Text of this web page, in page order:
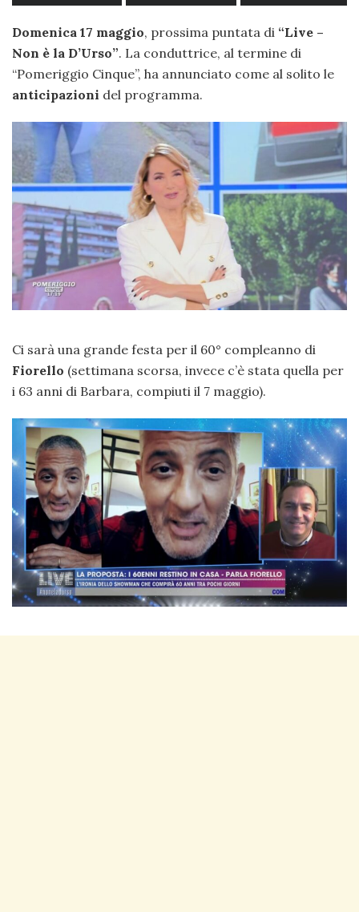
Domenica 17 maggio, prossima puntata di “Live –
Non è la D’Urso”. La conduttrice, al termine di
“Pomeriggio Cinque”, ha annunciato come al solito le
anticipazioni del programma.
Ci sarà una grande festa per il 60° compleanno di
Fiorello (settimana scorsa, invece c’è stata quella per
i 63 anni di Barbara, compiuti il 7 maggio).